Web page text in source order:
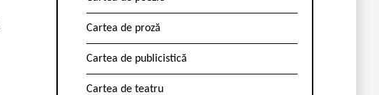
Cartea de proză
Cartea de publicistică
Cartea de teatru